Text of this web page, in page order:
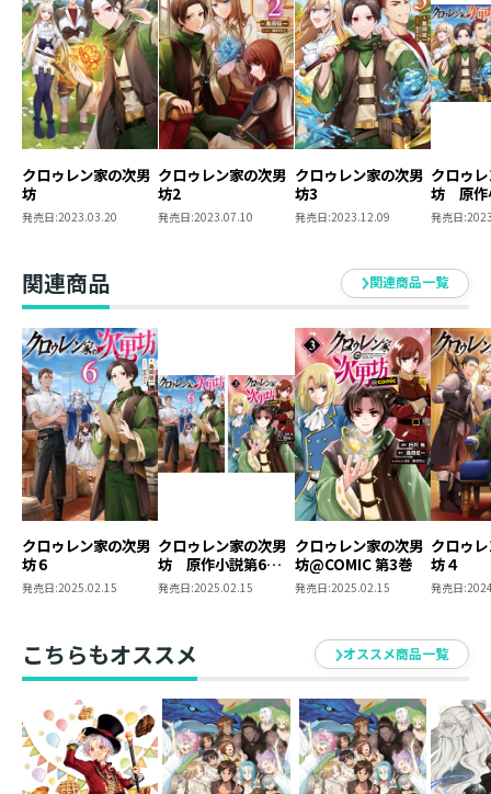
クロゥレン家の次男
坊
発売日:2023.03.20
クロゥレン家の次男
坊2
発売日:2023.07.10
クロゥレン家の次男
坊3
発売日:2023.12.09
クロゥ
坊 原作
＋コミ
巻 2冊
発売日:
関連商品 関連商品一覧
クロゥレン家の次男
坊６
発売日:2025.02.15
クロゥレン家の次男
坊 原作小説第6巻
＋コミックス第3
発売日:2025.02.15
クロゥレン家の次男
坊@COMIC 第3巻
発売日:2025.02.15
クロゥ
坊４
発売日:
こちらもオススメ オススメ商品一覧